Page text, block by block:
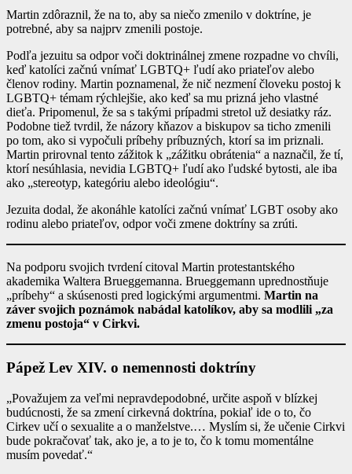
Martin zdôraznil, že na to, aby sa niečo zmenilo v doktríne, je
potrebné, aby sa najprv zmenili postoje.
Podľa jezuitu sa odpor voči doktrinálnej zmene rozpadne vo chvíli,
keď katolíci začnú vnímať LGBTQ+ ľudí ako priateľov alebo
členov rodiny. Martin poznamenal, že nič nezmení človeku postoj k
LGBTQ+ témam rýchlejšie, ako keď sa mu prizná jeho vlastné
dieťa. Pripomenul, že sa s takými prípadmi stretol už desiatky ráz.
Podobne tiež tvrdil, že názory kňazov a biskupov sa ticho zmenili
po tom, ako si vypočuli príbehy príbuzných, ktorí sa im priznali.
Martin prirovnal tento zážitok k „zážitku obrátenia“ a naznačil, že tí,
ktorí nesúhlasia, nevidia LGBTQ+ ľudí ako ľudské bytosti, ale iba
ako „stereotyp, kategóriu alebo ideológiu“.
Jezuita dodal, že akonáhle katolíci začnú vnímať LGBT osoby ako
rodinu alebo priateľov, odpor voči zmene doktríny sa zrúti.
Na podporu svojich tvrdení citoval Martin protestantského
akademika Waltera Brueggemanna. Brueggemann uprednostňuje
„príbehy“ a skúsenosti pred logickými argumentmi. Martin na
záver svojich poznámok nabádal katolíkov, aby sa modlili „za
zmenu postoja“ v Cirkvi.
Pápež Lev XIV. o nemennosti doktríny
„Považujem za veľmi nepravdepodobné, určite aspoň v blízkej
budúcnosti, že sa zmení cirkevná doktrína, pokiaľ ide o to, čo
Cirkev učí o sexualite a o manželstve.… Myslím si, že učenie Cirkvi
bude pokračovať tak, ako je, a to je to, čo k tomu momentálne
musím povedať.“